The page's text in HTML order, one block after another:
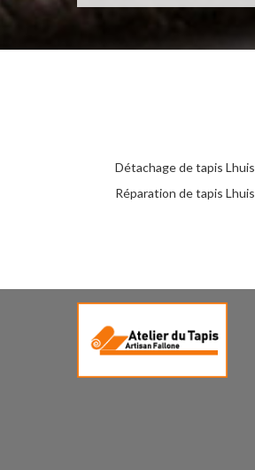
Détachage de tapis Lhuis
Réparation de tapis Lhuis